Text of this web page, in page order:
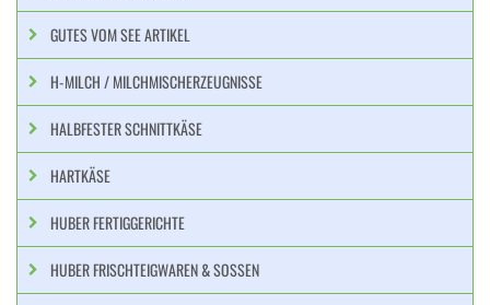
GUTES VOM SEE ARTIKEL
H-MILCH / MILCHMISCHERZEUGNISSE
HALBFESTER SCHNITTKÄSE
HARTKÄSE
HUBER FERTIGGERICHTE
HUBER FRISCHTEIGWAREN & SOSSEN